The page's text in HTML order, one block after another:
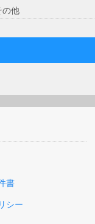
の他
書
シー